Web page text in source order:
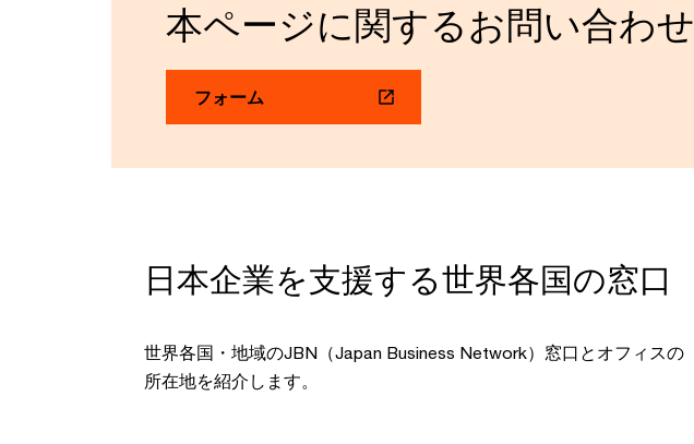
本ページに関するお問い合わせ
フォーム
日本企業を支援する世界各国の窓口
世界各国・地域のJBN（Japan Business Network）窓口とオフィスの
所在地を紹介します。